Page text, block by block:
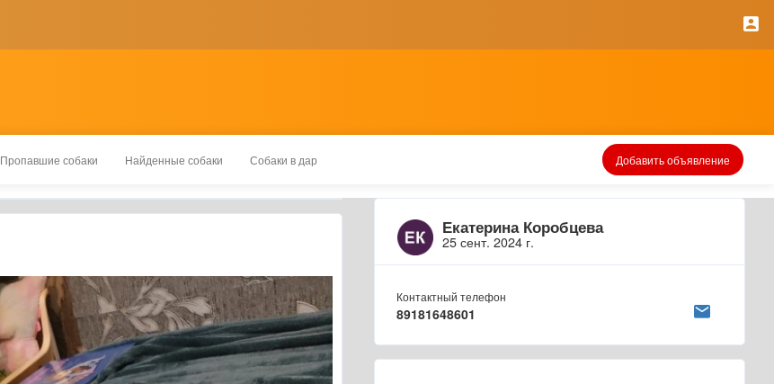
Пропавшие собаки Найденные собаки Собаки в дар Добавить объявление
Екатерина Коробцева
25 сент. 2024 г.
Контактный телефон
89181648601